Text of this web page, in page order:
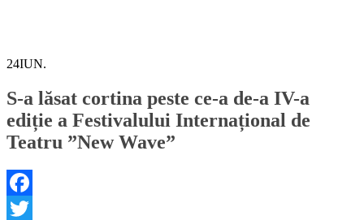
24IUN.
S-a lăsat cortina peste ce-a de-a IV-a
ediție a Festivalului Internațional de
Teatru ”New Wave”
Facebook